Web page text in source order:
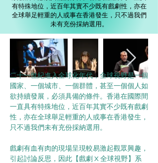
有特殊地位，近百年其實不少既有戲劇性，亦在
全球舉足輕重的人或事在香港發生，只不過我們
未有充份採納選用。
二十一世紀進入全球化年代，全球視野是一個
國家、一個城市、一個群體，甚至一個個人如
欲持續發展，必須具備的條件。香港在國際間
一直具有特殊地位，近百年其實不少既有戲劇
性，亦在全球舉足輕重的人或事在香港發生，
只不過我們未有充份採納選用。
戲劇有血有肉的現場呈現較易激起觀眾興趣，
引起討論反思，因此【戲劇 X 全球視野】系